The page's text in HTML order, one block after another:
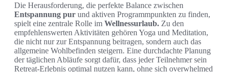
Die Herausforderung, die perfekte Balance zwischen
Entspannung pur und aktiven Programmpunkten zu finden,
spielt eine zentrale Rolle im Wellnessurlaub. Zu den
empfehlenswerten Aktivitäten gehören Yoga und Meditation,
die nicht nur zur Entspannung beitragen, sondern auch das
allgemeine Wohlbefinden steigern. Eine durchdachte Planung
der täglichen Abläufe sorgt dafür, dass jeder Teilnehmer sein
Retreat-Erlebnis optimal nutzen kann, ohne sich overwhelmed